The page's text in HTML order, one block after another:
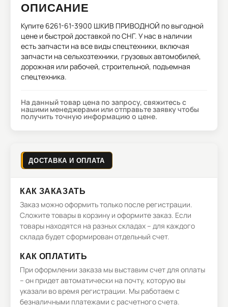
ОПИСАНИЕ
Купите 6261-61-3900 ШКИВ ПРИВОДНОЙ по выгодной
цене и быстрой доставкой по СНГ. У нас в наличии
есть запчасти на все виды спецтехники, включая
запчасти на сельхозтехники, грузовых автомобилей,
дорожная или рабочей, строительной, подъемная
спецтехника.
На данный товар цена по запросу, свяжитесь с
нашими менеджерами или отправьте заявку чтобы
получить точную информацию о цене.
ДОСТАВКА И ОПЛАТА
КАК ЗАКАЗАТЬ
Заказ можно оформить только после регистрации.
Сложите товары в корзину и оформите заказ. Если
товары находятся на разных складах – для каждого
склада будет сформирован отдельный счет.
КАК ОПЛАТИТЬ
При оформлении заказа мы выставим счет для оплаты
– он придет автоматически на почту, которую вы
указали во время регистрации. Мы работаем с
безналичными платежами с расчетного счета.